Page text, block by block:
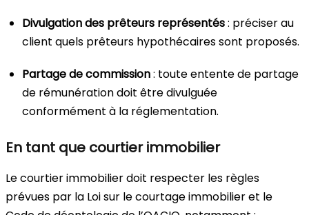
Divulgation des prêteurs représentés: préciser au
client quels prêteurs hypothécaires sont proposés.
Partage de commission: toute entente de partage
de rémunération doit être divulguée
conformément à la réglementation.
En tant que courtier immobilier
Le courtier immobilier doit respecter les règles
prévues par la Loi sur le courtage immobilier et le